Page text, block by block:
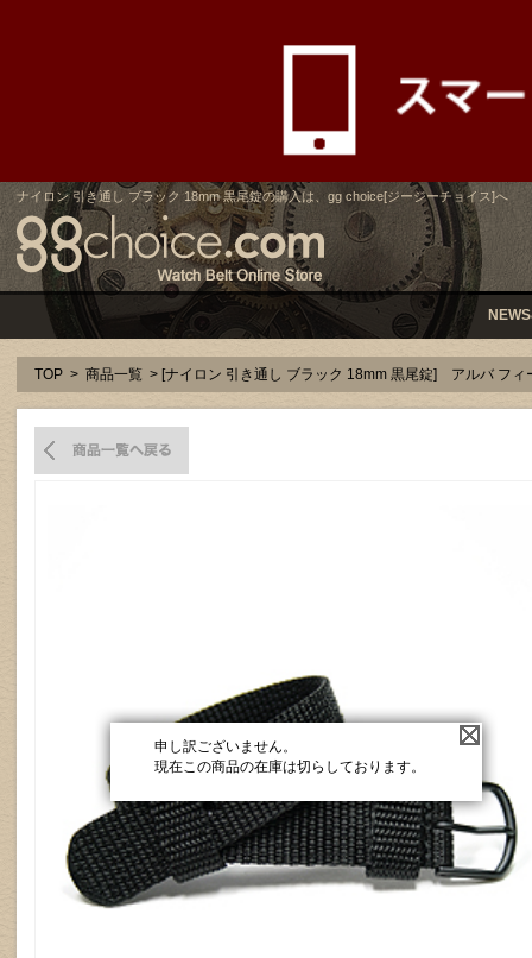
ナイロン 引き通し ブラック 18mm 黒尾錠の購入は、gg choice[ジージーチョイス]へ
TOP > 商品一覧 > [ナイロン 引き通し ブラック 18mm 黒尾錠] アルバ フィ
申し訳ございません。
現在この商品の在庫は切らしております。